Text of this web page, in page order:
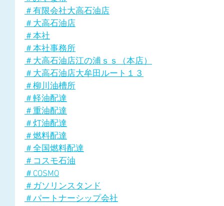
＃有限会社大高石油店
＃大高石油店
＃本社
＃本社事務所
＃大高石油店江の浦ｓｓ（本店）
＃大高石油店大牟田ルート１３
＃柳川油槽所
＃軽油配達
＃重油配達
＃灯油配達
＃燃料配達
＃全国燃料配達
＃コスモ石油
＃COSMO
＃ガソリンスタンド
＃パートナーシップ会社